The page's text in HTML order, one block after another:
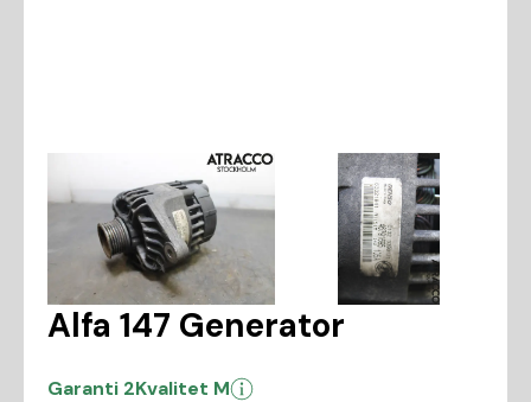
Alfa 147 Generator
Garanti 2Kvalitet M